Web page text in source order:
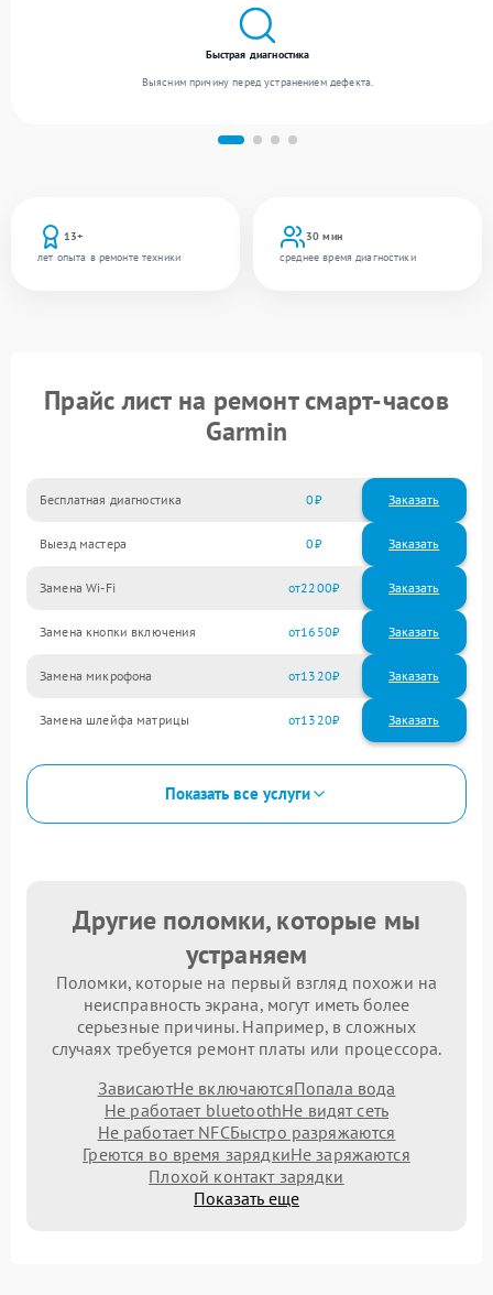
13+
лет опыта в ремонте техники
30 мин
среднее время диагностики
Быстрая диагностика
Выясним причину перед устранением дефекта.
Прайс лист на ремонт смарт-часов
Garmin
Бесплатная диагностика 0 Заказать
Выезд мастера 0 Заказать
Замена Wi-Fi 2200
Замена кнопки включения 1650
Замена микрофона 1320
Замена шлейфа матрицы 1320
Показать все услуги
Другие поломки, которые мы
устраняем
Поломки, которые на первый взгляд похожи на
неисправность экрана, могут иметь более
серьезные причины. Например, в сложных
случаях требуется ремонт платы или процессора.
ЗависаютНе включаютсяПопала вода
Не работает bluetoothНе видят сеть
Не работает NFCБыстро разряжаются
Греются во время зарядкиНе заряжаются
Плохой контакт зарядки
Показать еще